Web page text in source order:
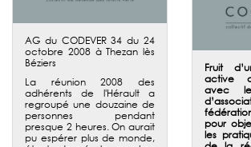
AG du CODEVER 34 du 24
octobre 2008 à Thezan lès
Béziers
La réunion 2008 des
adhérents de l'Hérault a
regroupé une douzaine de
personnes pendant
presque 2 heures. On aurait
pu espérer plus de monde,
Fruit
active
avec
pour
les